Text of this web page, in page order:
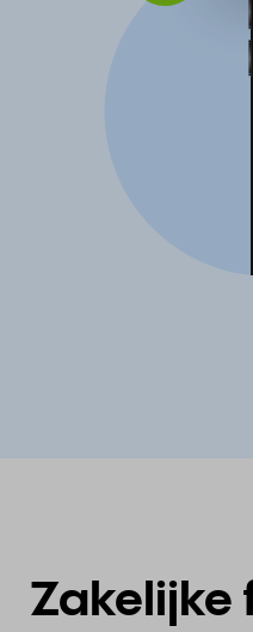
Zakelijke